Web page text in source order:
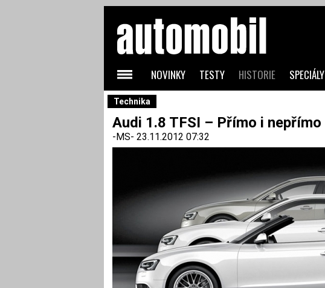
Technika
Audi 1.8 TFSI – Přímo i nepřímo
-MS- 23.11.2012 07:32
NOVINKY TESTY HISTORIE SPECIÁLY